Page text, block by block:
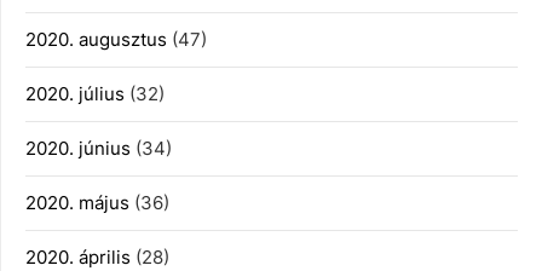
2020. augusztus (47)
2020. július (32)
2020. június (34)
2020. május (36)
2020. április (28)